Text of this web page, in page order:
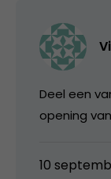
Deel een
opening
10